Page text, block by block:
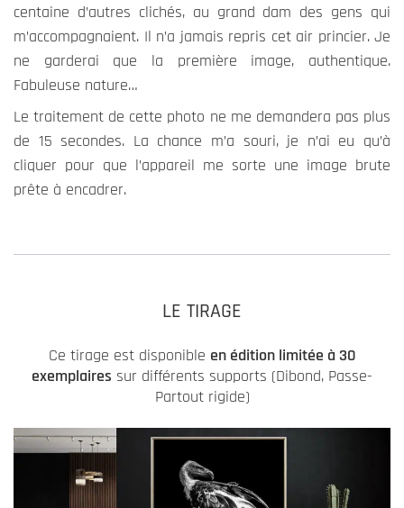
centaine d’autres clichés, au grand dam des gens qui
m’accompagnaient. Il n’a jamais repris cet air princier. Je
ne garderai que la première image, authentique.
Fabuleuse nature…
Le traitement de cette photo ne me demandera pas plus
de 15 secondes. La chance m’a souri, je n’ai eu qu’à
cliquer pour que l’appareil me sorte une image brute
prête à encadrer.
LE TIRAGE
Ce tirage est disponible en édition limitée à 30
exemplaires sur différents supports (Dibond, Passe-
Partout rigide)